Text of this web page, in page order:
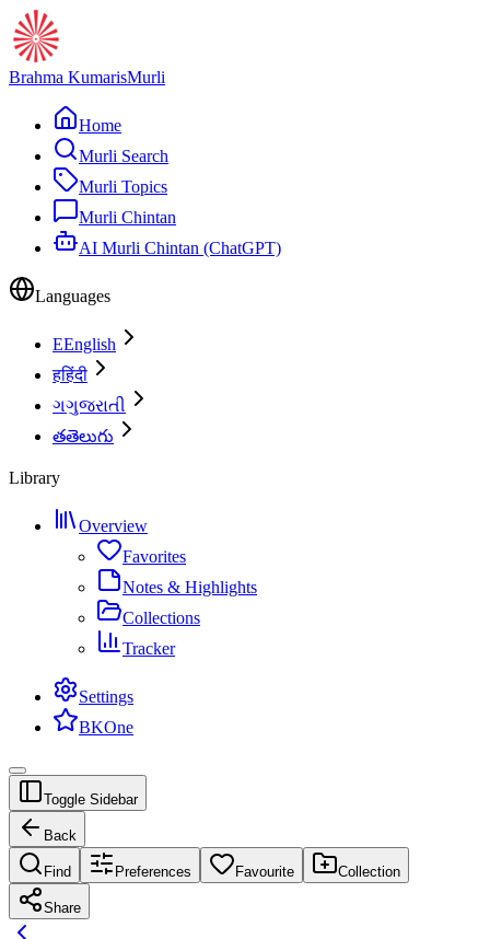
Brahma KumarisMurli
Home
Murli Search
Murli Topics
Murli Chintan
AI Murli Chintan (ChatGPT)
Languages
EEnglish
हहिंदी
ગગુજરાતી
తతెలుగు
Library
Overview
Favorites
Notes & Highlights
Collections
Tracker
Settings
BKOne
Toggle Sidebar
Back
Find Preferences Favourite Collection
Share